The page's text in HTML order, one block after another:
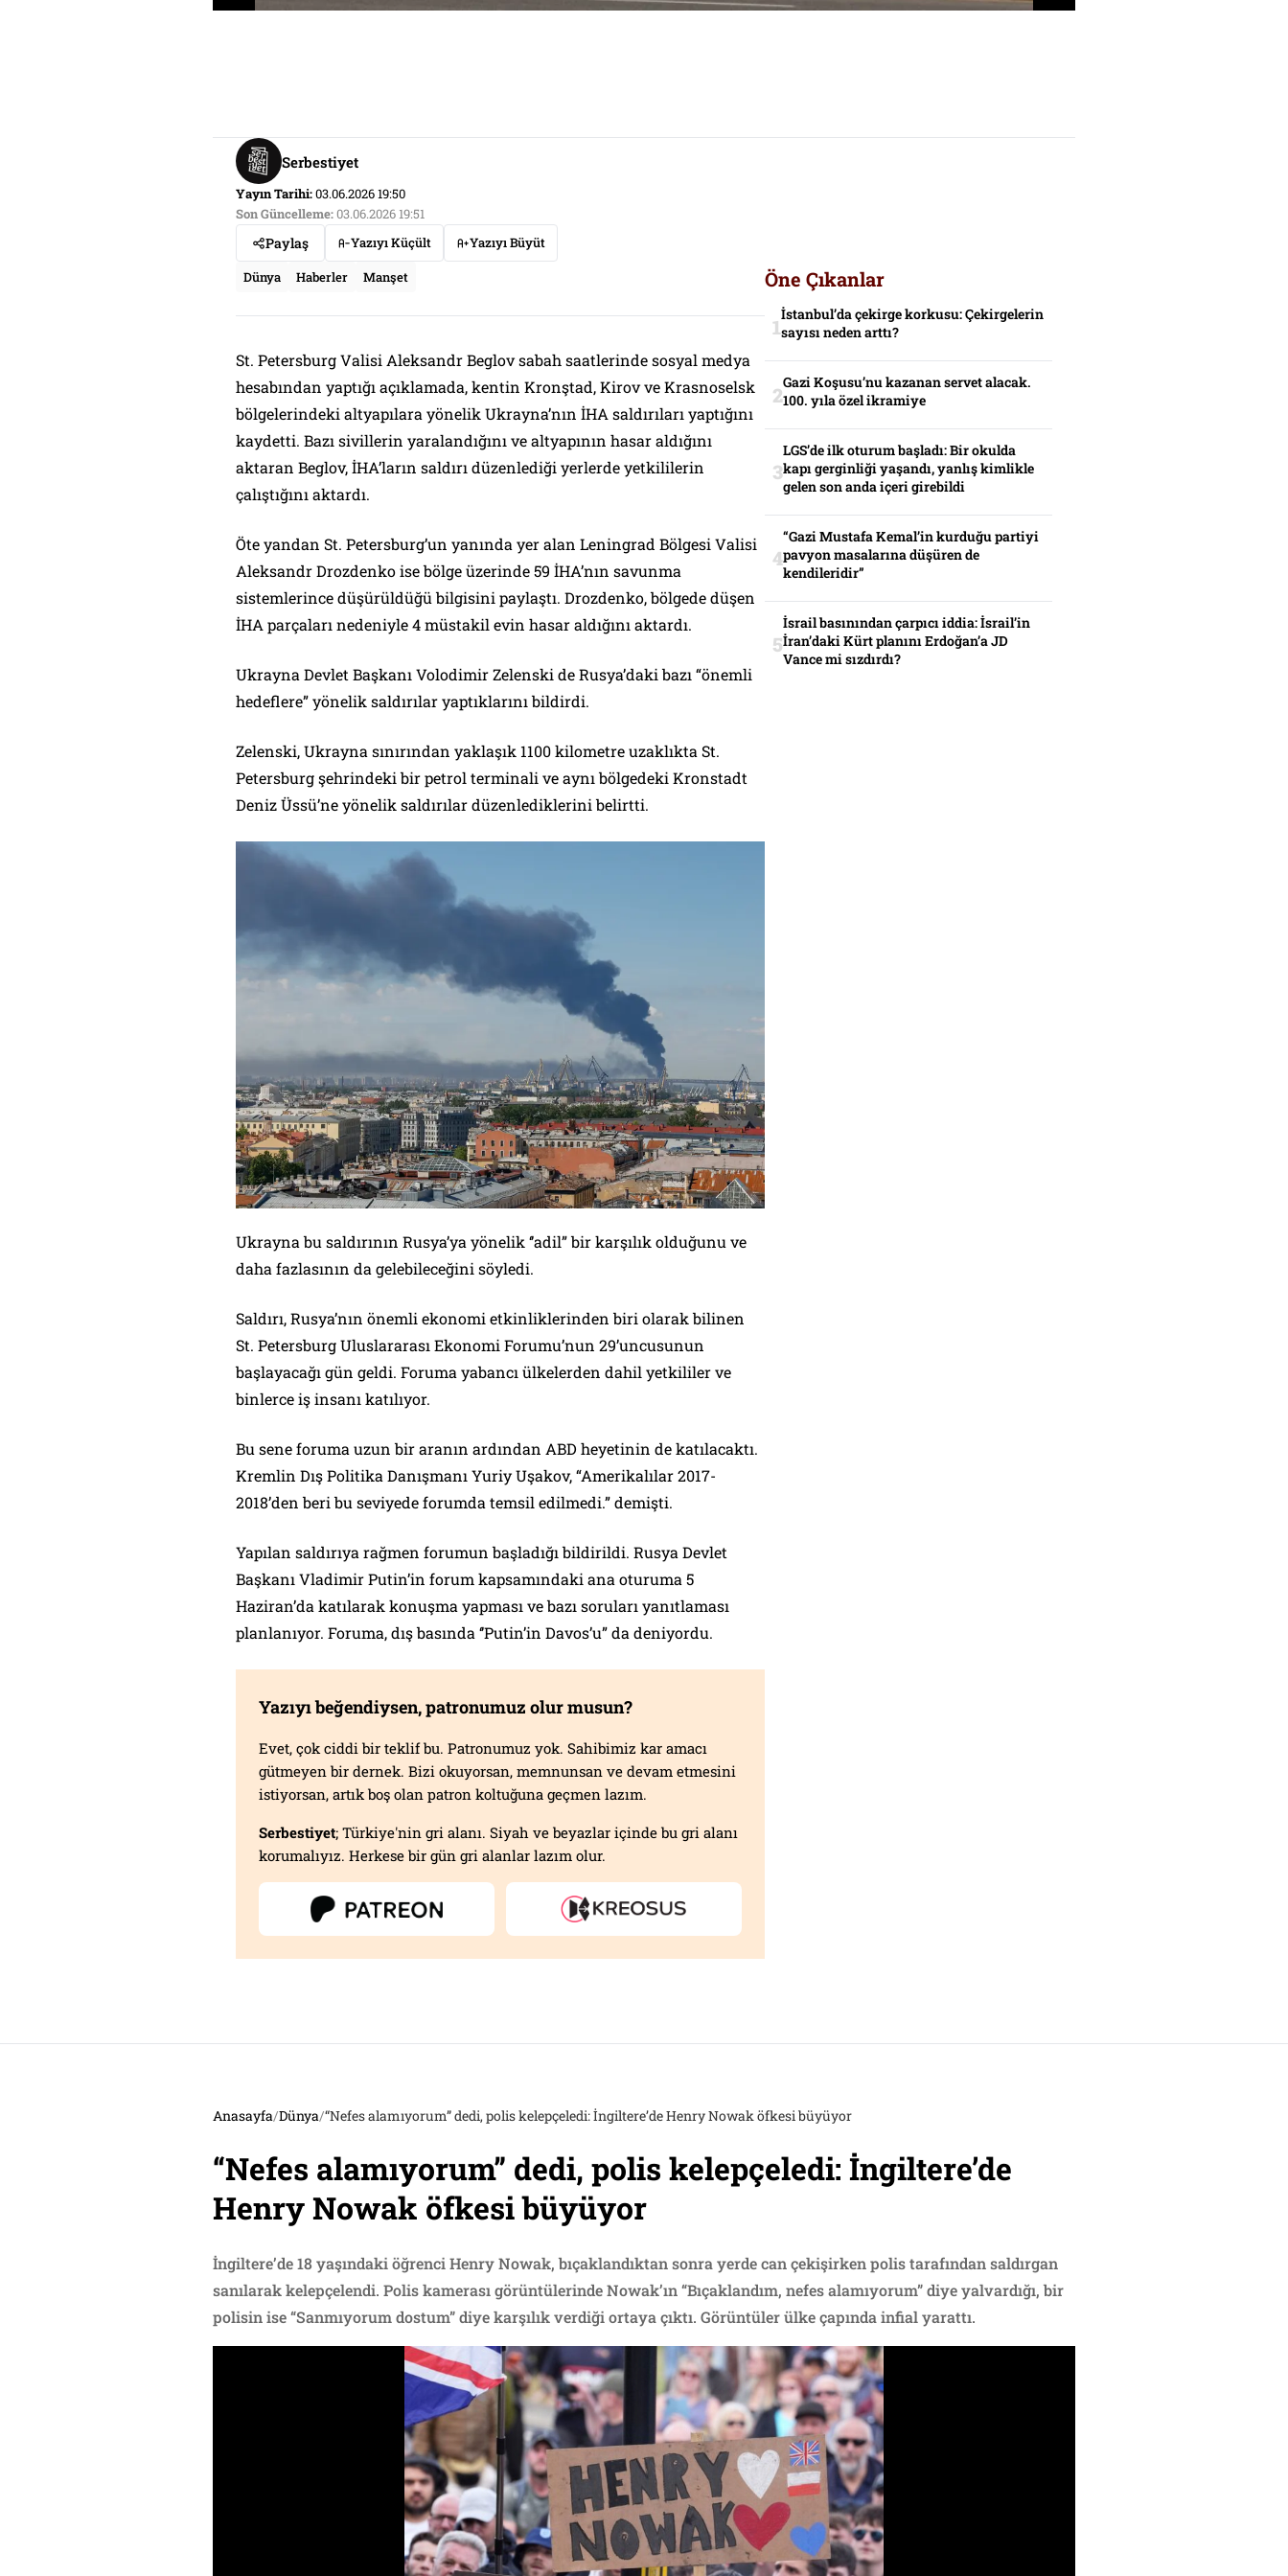
Serbestiyet
Yayın Tarihi:03.06.2026 19:50
Son Güncelleme:03.06.2026 19:51
Paylaş Yazıyı Küçült
Yazıyı Büyüt
Dünya
Haberler Manşet
St. Petersburg Valisi Aleksandr Beglov sabah saatlerinde sosyal medya
hesabından yaptığı açıklamada, kentin Kronştad, Kirov ve Krasnoselsk
bölgelerindeki altyapılara yönelik Ukrayna’nın İHA saldırıları yaptığını
kaydetti. Bazı sivillerin yaralandığını ve altyapının hasar aldığını
aktaran Beglov, İHA’ların saldırı düzenlediği yerlerde yetkililerin
çalıştığını aktardı.
Öte yandan St. Petersburg’un yanında yer alan Leningrad Bölgesi Valisi
Aleksandr Drozdenko ise bölge üzerinde 59 İHA’nın savunma
sistemlerince düşürüldüğü bilgisini paylaştı. Drozdenko, bölgede düşen
İHA parçaları nedeniyle 4 müstakil evin hasar aldığını aktardı.
Ukrayna Devlet Başkanı Volodimir Zelenski de Rusya’daki bazı “önemli
hedeflere” yönelik saldırılar yaptıklarını bildirdi.
Zelenski, Ukrayna sınırından yaklaşık 1100 kilometre uzaklıkta St.
Petersburg şehrindeki bir petrol terminali ve aynı bölgedeki Kronstadt
Deniz Üssü’ne yönelik saldırılar düzenlediklerini belirtti.
Ukrayna bu saldırının Rusya’ya yönelik ‘’adil” bir karşılık olduğunu ve
daha fazlasının da gelebileceğini söyledi.
Saldırı, Rusya’nın önemli ekonomi etkinliklerinden biri olarak bilinen
St. Petersburg Uluslararası Ekonomi Forumu’nun 29’uncusunun
başlayacağı gün geldi. Foruma yabancı ülkelerden dahil yetkililer ve
binlerce iş insanı katılıyor. ​​​
Bu sene foruma uzun bir aranın ardından ABD heyetinin de katılacaktı.
Kremlin Dış Politika Danışmanı Yuriy Uşakov, “Amerikalılar 2017-
2018’den beri bu seviyede forumda temsil edilmedi.” demişti.
Yapılan saldırıya rağmen forumun başladığı bildirildi. Rusya Devlet
Başkanı Vladimir Putin’in forum kapsamındaki ana oturuma 5
Haziran’da katılarak konuşma yapması ve bazı soruları yanıtlaması
planlanıyor. Foruma, dış basında ‘’Putin’in Davos’u” da deniyordu.
Yazıyı beğendiysen, patronumuz olur musun?
Evet, çok ciddi bir teklif bu. Patronumuz yok. Sahibimiz kar amacı
gütmeyen bir dernek. Bizi okuyorsan, memnunsan ve devam etmesini
istiyorsan, artık boş olan patron koltuğuna geçmen lazım.
Serbestiyet; Türkiye'nin gri alanı. Siyah ve beyazlar içinde bu gri alanı
korumalıyız. Herkese bir gün gri alanlar lazım olur.
Öne Çıkanlar
İstanbul’da çekirge korkusu: Çekirgelerin
sayısı neden arttı?
Gazi Koşusu’nu kazanan servet alacak.
100. yıla özel ikramiye
LGS’de ilk oturum başladı: Bir okulda
kapı gerginliği yaşandı, yanlış kimlikle
gelen son anda içeri girebildi
“Gazi Mustafa Kemal’in kurduğu partiyi
pavyon masalarına düşüren de
kendileridir”
İsrail basınından çarpıcı iddia: İsrail’in
İran’daki Kürt planını Erdoğan’a JD
Vance mi sızdırdı?
Anasayfa/Dünya/“Nefes alamıyorum” dedi, polis kelepçeledi: İngiltere’de Henry Nowak öfkesi büyüyor
“Nefes alamıyorum” dedi, polis kelepçeledi: İngiltere’de
Henry Nowak öfkesi büyüyor
İngiltere’de 18 yaşındaki öğrenci Henry Nowak, bıçaklandıktan sonra yerde can çekişirken polis tarafından saldırgan
sanılarak kelepçelendi. Polis kamerası görüntülerinde Nowak’ın “Bıçaklandım, nefes alamıyorum” diye yalvardığı, bir
polisin ise “Sanmıyorum dostum” diye karşılık verdiği ortaya çıktı. Görüntüler ülke çapında infial yarattı.